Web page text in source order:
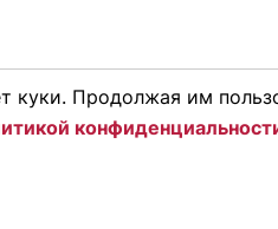
куки. Продолжая им